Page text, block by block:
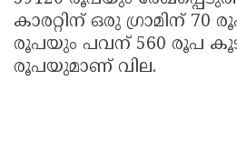
കാരറ്റിന് ഒരു ഗ്രാമിന് 70
രൂപയും പവന് 560 രൂപ
രൂപയുമാണ് വില.